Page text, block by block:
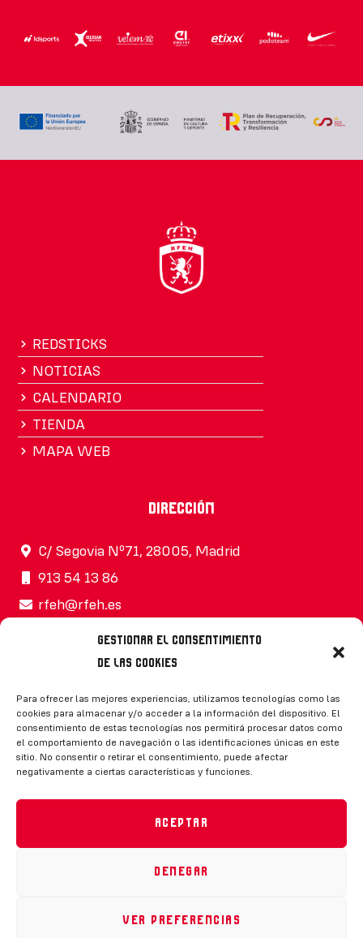
Gestionar el consentimiento
de las cookies
Para ofrecer las mejores experiencias, utilizamos tecnologías como las
cookies para almacenar y/o acceder a la información del dispositivo. El
consentimiento de estas tecnologías nos permitirá procesar datos como
el comportamiento de navegación o las identificaciones únicas en este
sitio. No consentir o retirar el consentimiento, puede afectar
negativamente a ciertas características y funciones.
Aceptar
Denegar
Ver preferencias
REDSTICKS
NOTICIAS
CALENDARIO
TIENDA
MAPA WEB
Dirección
C/ Segovia Nº71, 28005, Madrid
913 54 13 86
rfeh@rfeh.es
Síguenos